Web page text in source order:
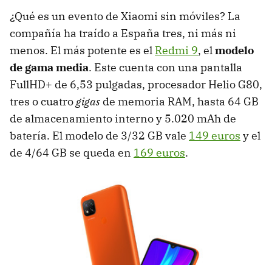
¿Qué es un evento de Xiaomi sin móviles? La
compañía ha traído a España tres, ni más ni
menos. El más potente es el Redmi 9, elmodelo
de gama media. Este cuenta con una pantalla
FullHD+ de 6,53 pulgadas, procesador Helio G80,
tres o cuatrogigas de memoria RAM, hasta 64 GB
de almacenamiento interno y 5.020 mAh de
batería. El modelo de 3/32 GB vale 149 euros y el
de 4/64 GB se queda en 169 euros.